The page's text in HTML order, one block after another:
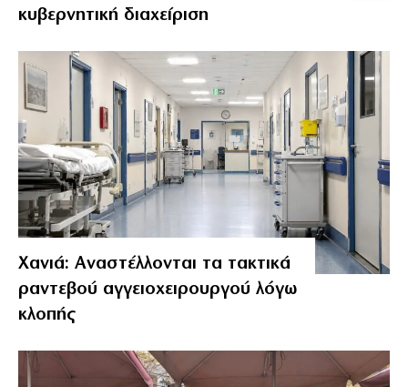
κυβερνητική διαχείριση
Χανιά: Αναστέλλονται τα τακτικά
ραντεβού αγγειοχειρουργού λόγω
κλοπής